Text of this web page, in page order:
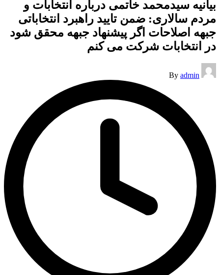
بیانیه سیدمحمد خاتمی درباره انتخابات و
مردم سالاری: ضمن تایید راﻫﺒﺮد اﻧﺘﺨﺎﺑﺎﺗﯽ
ﺟﺒﻬﻪ اﺻﻼﺣﺎت اگر پیشنهاد جبهه محقق شود
در انتخابات شرکت می کنم
Posted
by
By admin